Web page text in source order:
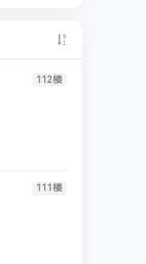
112楼
111楼